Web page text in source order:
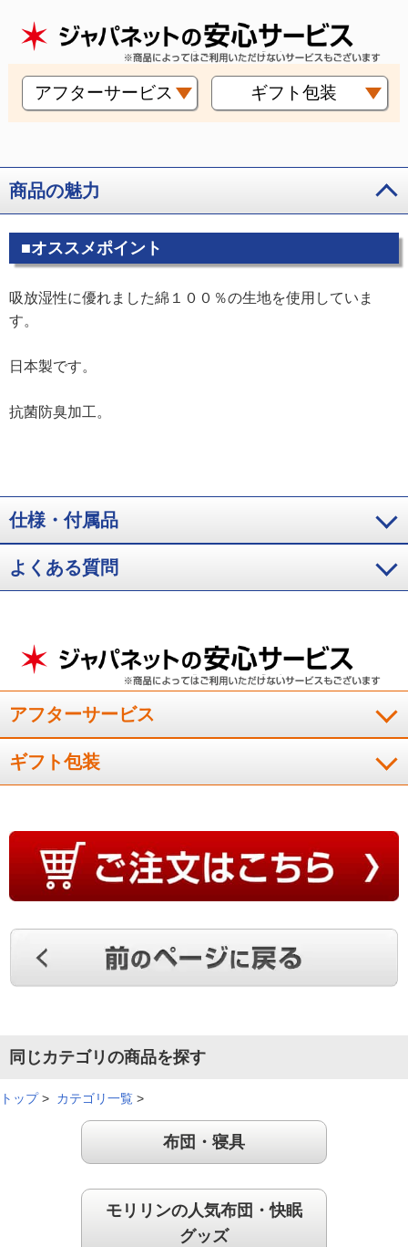
アフターサービス ギフト包装
商品の魅力
■オススメポイント
吸放湿性に優れました綿１００％の生地を使用していま
す。
日本製です。
抗菌防臭加工。
仕様・付属品
よくある質問
アフターサービス
ギフト包装
同じカテゴリの商品を探す
トップ> カテゴリ一覧 >
布団・寝具
モリリンの人気布団・快眠
グッズ